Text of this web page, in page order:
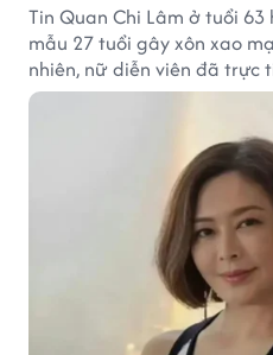
Tin Quan Chi Lâm ở tuổi
mẫu 27 tuổi gây xôn xao
nhiên, nữ diễn viên đã trực
này.